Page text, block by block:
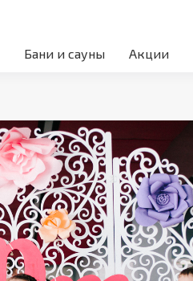
Бани и сауны Акции